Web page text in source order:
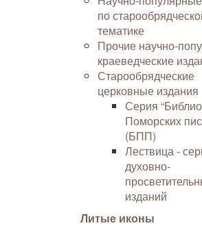
по
тематике
Прочие научно-
краеведческие
Старообрядческие
церковные издания
Серия
Поморских
(БПП)
Лествица -
духовно-
изданий
Литые иконы